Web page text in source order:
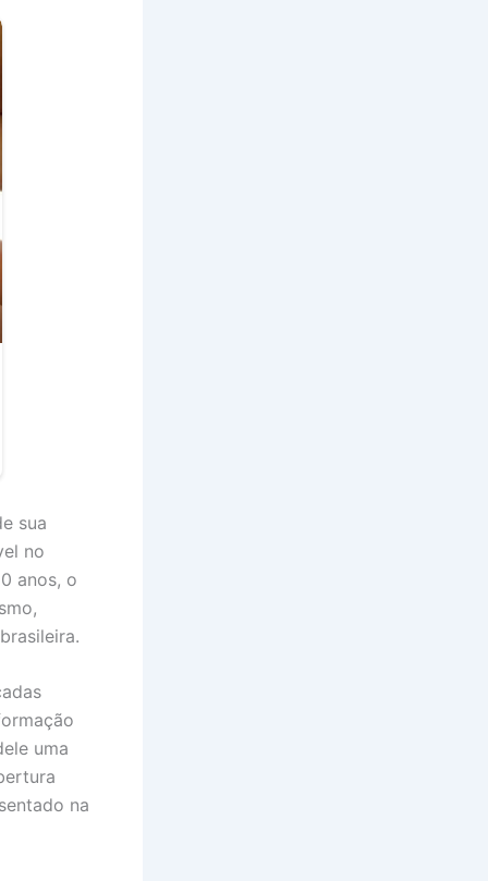
sua
no
anos, o
uma
na